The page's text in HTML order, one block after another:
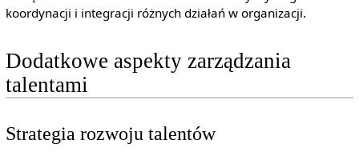
koordynacji i integracji różnych działań w organizacji.
Dodatkowe aspekty zarządzania
talentami
Strategia rozwoju talentów